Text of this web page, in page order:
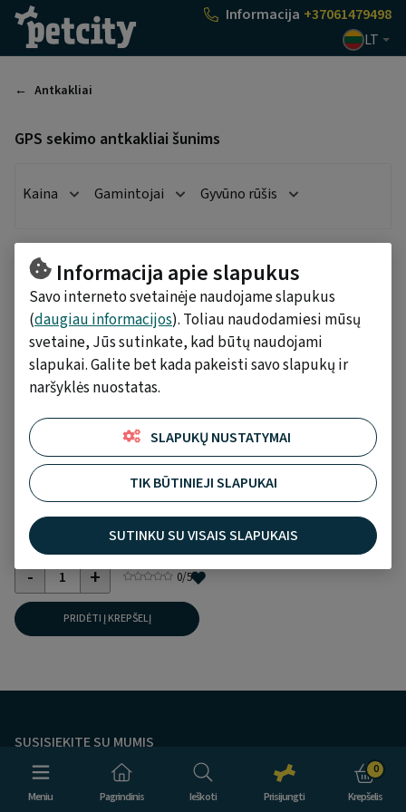
PasirinktiInformacija +37061479498
LT
Meniu Pagrindinis Ieškoti Prisijungti
0
Krepšelis
Antkakliai
GPS sekimo antkakliai šunims
Kaina Gamintojai Gyvūno rūšis
Rasta
PetCity Bičiuliams: 2=3
Tractive 6 sekiklis šunims,
juodas
Tractive 6 sekiklis šunims,
juodas
69,90 €
0/5
PRIDĖTI Į KREPŠELĮ
SUSISIEKITE SU MUMIS
Būtini laukai
Informacija apie slapukus
Savo interneto svetainėje naudojame slapukus
(daugiau informacijos). Toliau naudodamiesi mūsų
svetaine, Jūs sutinkate, kad būtų naudojami
slapukai. Galite bet kada pakeisti savo slapukų ir
naršyklės nuostatas.
SLAPUKŲ NUSTATYMAI
TIK BŪTINIEJI SLAPUKAI
SUTINKU SU VISAIS SLAPUKAIS